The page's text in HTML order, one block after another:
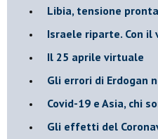
Libia, tensione
Israele riparte. Con il
Il 25 aprile virtuale
Gli errori di Erdogan
Covid-19 e Asia, chi
Gli effetti del